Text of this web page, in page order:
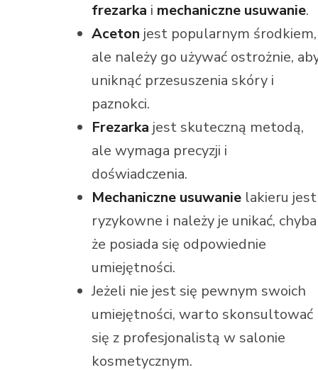
frezarka i mechaniczne usuwanie.
Aceton jest popularnym środkiem,
ale należy go używać ostrożnie,
uniknąć przesuszenia skóry i
paznokci.
Frezarka jest skuteczną metodą,
ale wymaga precyzji i
doświadczenia.
Mechaniczne usuwanie lakieru jest
ryzykowne i należy je unikać, chyba
że posiada się odpowiednie
umiejętności.
Jeżeli nie jest się pewnym swoich
umiejętności, warto skonsultować
się z profesjonalistą w salonie
kosmetycznym.